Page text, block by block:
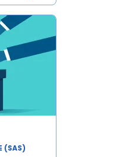
(SAS)